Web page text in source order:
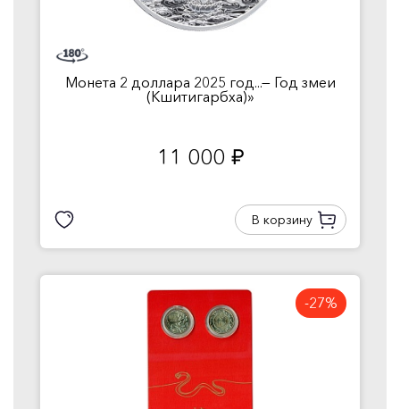
Монета 2 доллара 2025 год...— Год змеи
(Кшитигарбха)»
11 000 руб.
В корзину
-27%